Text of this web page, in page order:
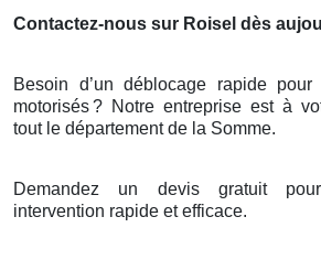
Contactez-nous sur Roisel dès
Besoin d’un déblocage rapide
motorisés? Notre entreprise est à
tout le département de la Somme.
Demandez un devis gratuit
intervention rapide et efficace.